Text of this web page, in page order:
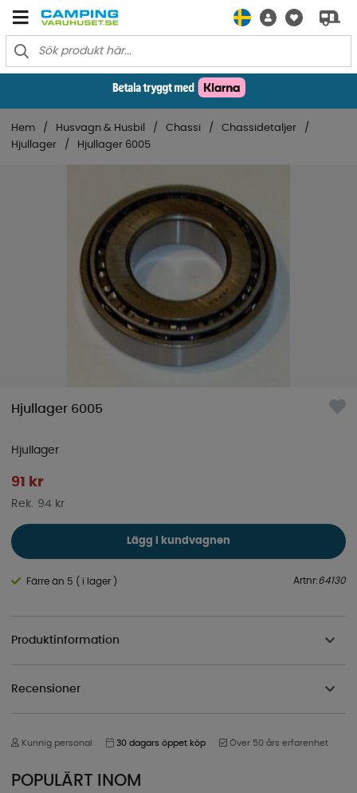
Hem Husvagn & Husbil Chassi
Chassidetaljer
Hjullager
Hjullager 6005
Hjullager 6005
Hjullager
91 kr
94 kr
Lägg i kundvagnen
Färre än 5 ( i lager ) Artnr:64130
Produktinformation
Recensioner
Kunnig personal 30 dagars öppet köp Över 50 års erfarenhet
POPULÄRT INOM